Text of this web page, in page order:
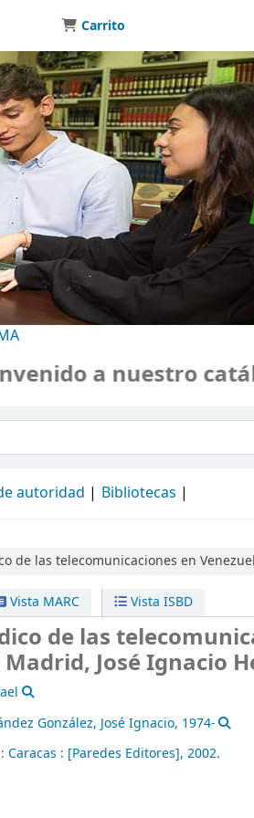
Carrito
a nuestro
en el catálogo
autoridad Bibliotecas
de las telecomunicaciones en
Vista MARC Vista ISBD
de las
José Ignacio
González, José Ignacio, 1974-
Caracas : [Paredes Editores], 2002.